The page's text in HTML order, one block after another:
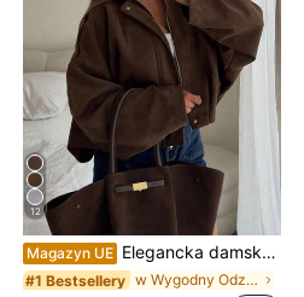
12
Magazyn UE Elegancka damska lekka kurtka bomberka z gładkiego sztucznego zamszu, jesienna, basic, casual, do szkoły i do biura, quiet luxury
#1 Bestsellery w Wygodny Odzież wierzchnia damska